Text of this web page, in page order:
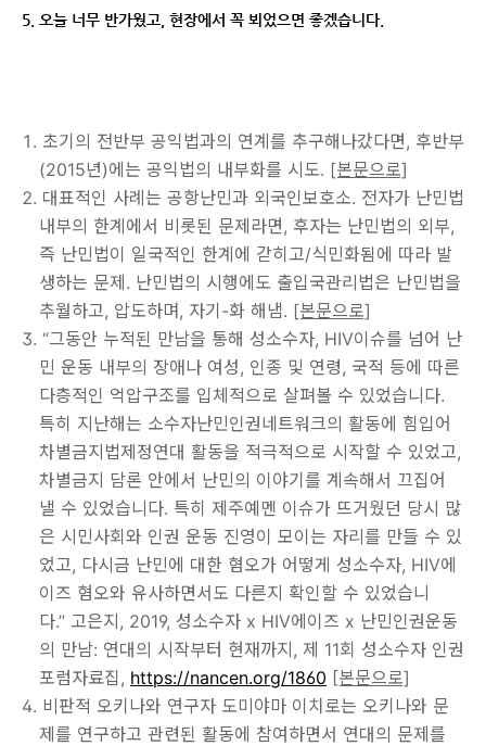
5. 오늘 너무 반가웠고, 현장에서 꼭 뵈었으면 좋겠습니다.
초기의 전반부 공익법과의 연계를 추구해나갔다면, 후반부
(2015년)에는 공익법의 내부화를 시도. [본문으로]
대표적인 사례는 공항난민과 외국인보호소. 전자가 난민법
내부의 한계에서 비롯된 문제라면, 후자는 난민법의 외부,
즉 난민법이 일국적인 한계에 갇히고/식민화됨에 따라 발
생하는 문제. 난민법의 시행에도 출입국관리법은 난민법을
추월하고, 압도하며, 자기-화 해냄. [본문으로]
“그동안 누적된 만남을 통해 성소수자, HIV이슈를 넘어 난
민 운동 내부의 장애나 여성, 인종 및 연령, 국적 등에 따른
다층적인 억압구조를 입체적으로 살펴볼 수 있었습니다.
특히 지난해는 소수자난민인권네트워크의 활동에 힘입어
차별금지법제정연대 활동을 적극적으로 시작할 수 있었고,
차별금지 담론 안에서 난민의 이야기를 계속해서 끄집어
낼 수 있었습니다. 특히 제주예멘 이슈가 뜨거웠던 당시 많
은 시민사회와 인권 운동 진영이 모이는 자리를 만들 수 있
었고, 다시금 난민에 대한 혐오가 어떻게 성소수자, HIV에
이즈 혐오와 유사하면서도 다른지 확인할 수 있었습니
다.” 고은지, 2019, 성소수자 x HIV에이즈 x 난민인권운동
의 만남: 연대의 시작부터 현재까지, 제 11회 성소수자 인권
포럼자료집, https://nancen.org/1860 [본문으로]
비판적 오키나와 연구자 도미야마 이치로는 오키나와 문
제를 연구하고 관련된 활동에 참여하면서 연대의 문제를